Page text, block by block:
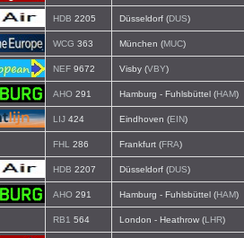
HDB 2205 Düsseldorf (DUS)
WCG 363 München (MUC)
NEF 9672 Visby (VBY)
AHO 291 Hamburg - Fuhlsbüttel (HAM)
LIJ 424 Eindhoven (EIN)
FHL 286 Frankfurt (FRA)
HDB 2207 Düsseldorf (DUS)
AHO 291 Hamburg - Fuhlsbüttel (HAM)
RB1 564 London - Heathrow (LHR)